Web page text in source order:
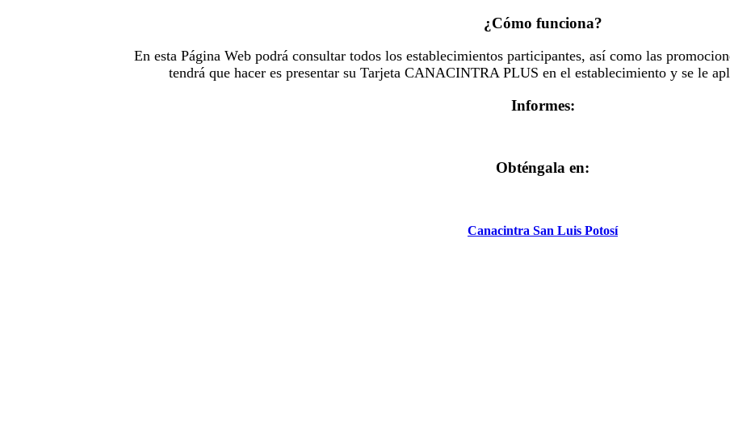
¿Cómo funciona?
En esta Página Web podrá consultar todos los establecimientos participantes, así como las
tendrá que hacer es presentar su Tarjeta CANACINTRA PLUS en el establecimiento y se le
Informes:
Obténgala en:
Canacintra San Luis Potosí